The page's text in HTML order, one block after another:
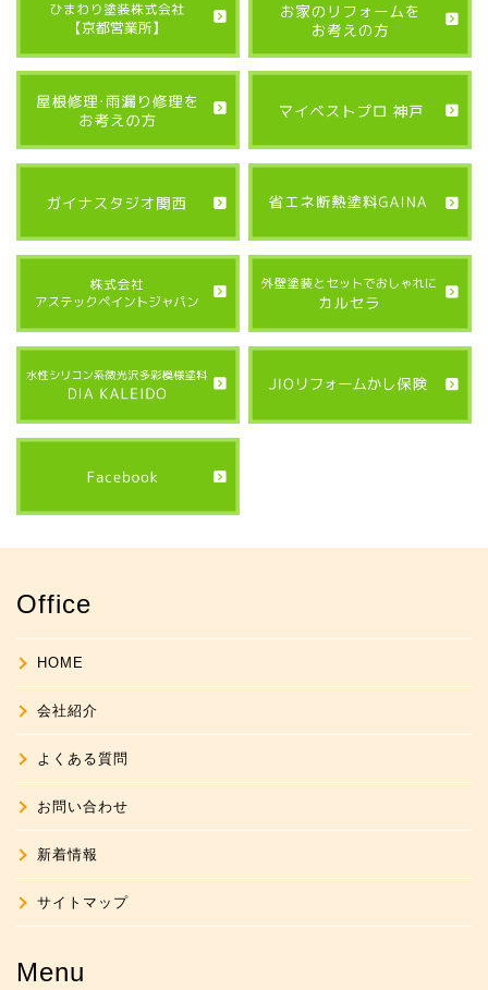
Office
HOME
会社紹介
よくある質問
お問い合わせ
新着情報
サイトマップ
Menu